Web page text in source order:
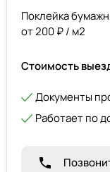
Поклейка
от 200 ₽ / м2
Стоимость
Документы
Работает по